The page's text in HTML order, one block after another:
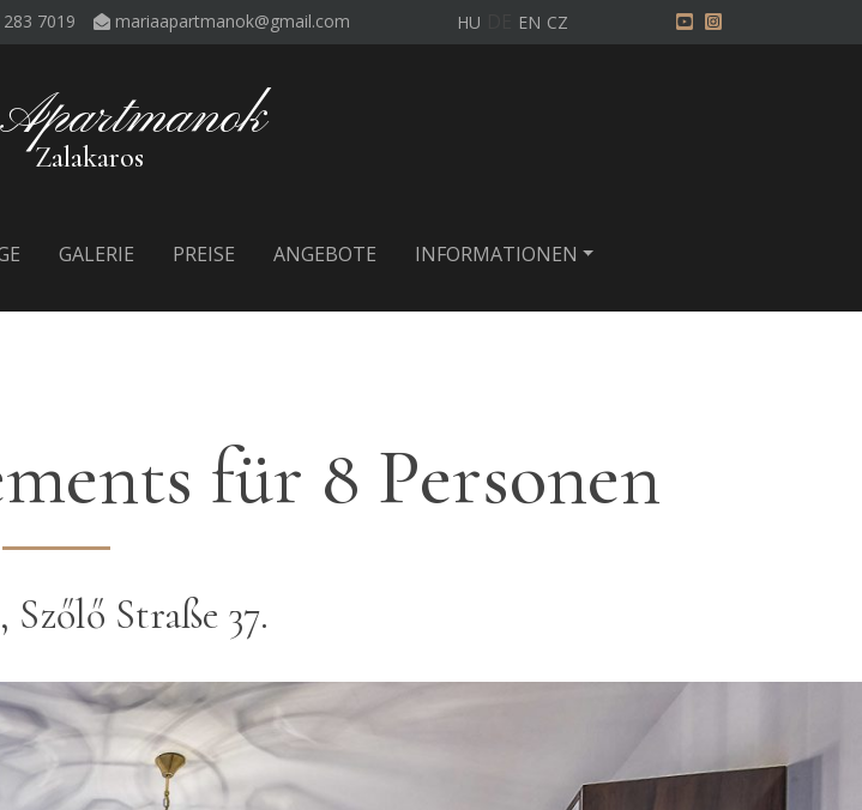
7019 mariaapartmanok@gmail.com HU EN CZ
Zalakaros
GALERIE PREISE ANGEBOTE INFORMATIONEN
für 8 Personen
Szőlő Straße 37.